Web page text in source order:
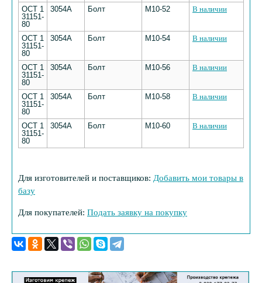
ОСТ 1
31151-
80
3054А Болт М10-52 В наличии
ОСТ 1
31151-
80
3054А Болт М10-54 В наличии
ОСТ 1
31151-
80
3054А Болт М10-56 В наличии
ОСТ 1
31151-
80
3054А Болт М10-58 В наличии
ОСТ 1
31151-
80
3054А Болт М10-60 В наличии
Для изготовителей и поставщиков: Добавить мои товары в
базу
Для покупателей: Подать заявку на покупку